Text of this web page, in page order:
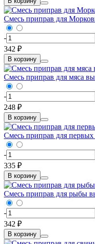
Смесь приправ для
-
342 ₽
В корзину
Смесь приправ для мяса
-
248 ₽
В корзину
Смесь приправ для
-
335 ₽
В корзину
Смесь приправ для рыбы
-
342 ₽
В корзину